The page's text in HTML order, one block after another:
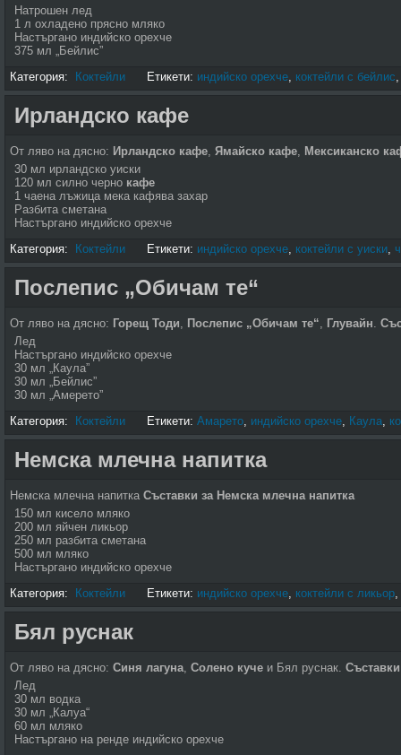
Натрошен лед
1 л охладено прясно мляко
Настъргано индийско орехче
375 мл „Бейлис”
Категория:
Коктейли Етикети: индийско орехче, коктейли с бейлис
Ирландско кафе
От ляво на дясно: Ирландско кафе, Ямайско кафе, Мексиканско
30 мл ирландско уиски
120 мл силно черно кафе
1 чаена лъжица мека кафява захар
Разбита сметана
Настъргано индийско орехче
Категория:
Коктейли Етикети: индийско орехче, коктейли с уиски,
Послепис „Обичам те“
От ляво на дясно: Горещ Тоди, Послепис „Обичам те“, Глувайн.
Лед
Настъргано индийско орехче
30 мл „Каула”
30 мл „Бейлис”
30 мл „Амерето”
Категория:
Коктейли Етикети: Амарето, индийско орехче, Каула,
Немска млечна напитка
Немска млечна напитка Съставки за Немска млечна напитка
150 мл кисело мляко
200 мл яйчен ликьор
250 мл разбита сметана
500 мл мляко
Настъргано индийско орехче
Категория:
Коктейли Етикети: индийско орехче, коктейли с ликьор,
Бял руснак
От ляво на дясно: Синя лагуна, Солено куче и Бял руснак.
Лед
30 мл водка
30 мл „Калуа“
60 мл мляко
Настъргано на ренде индийско орехче